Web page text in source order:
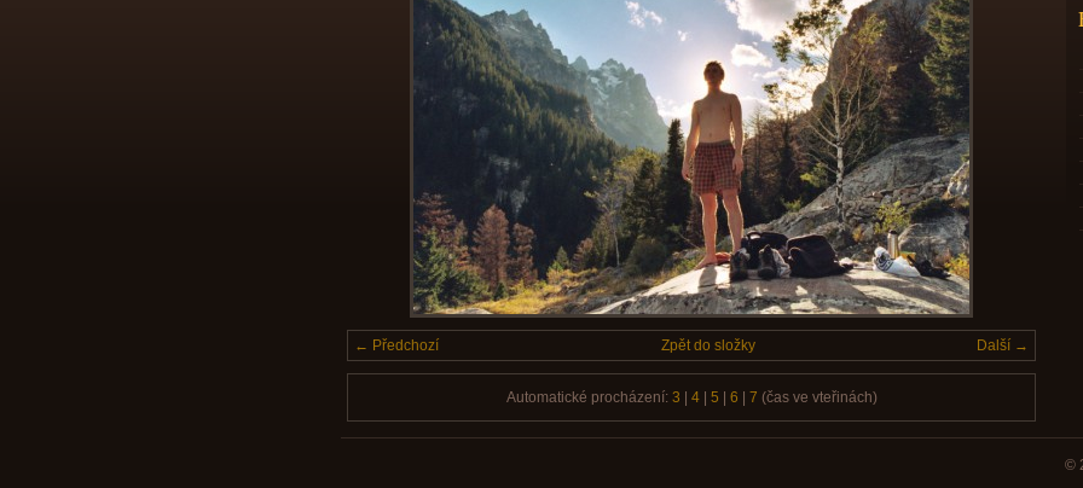
← Předchozí Další →
Zpět do složky
Automatické procházení: 3 4| 5 6 7 (čas ve vteřinách)
©